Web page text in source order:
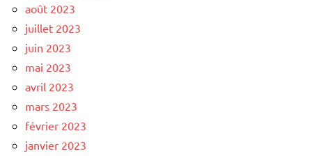
août 2023
juillet 2023
juin 2023
mai 2023
avril 2023
mars 2023
février 2023
janvier 2023